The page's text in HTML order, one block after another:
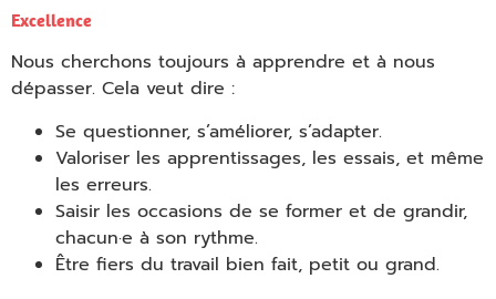
ExcellenceEmpty
Nous cherchons toujours à apprendre et à nous
dépasser. Cela veut dire :
Se questionner, s’améliorer, s’adapter.
Valoriser les apprentissages, les essais, et même
les erreurs.
Saisir les occasions de se former et de grandir,
chacun·e à son rythme.
Être fiers du travail bien fait, petit ou grand.